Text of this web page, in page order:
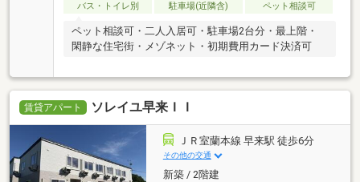
バス・トイレ別
駐車場(近隣含) ペット相談可
ペット相談可・二人入居可・駐車場2台分・最上階・
閑静な住宅街・メゾネット・初期費用カード決済可
賃貸アパート ソレイユ早来ＩＩ
ＪＲ室蘭本線 早来駅 徒歩6分
その他の交通
新築 / 2階建